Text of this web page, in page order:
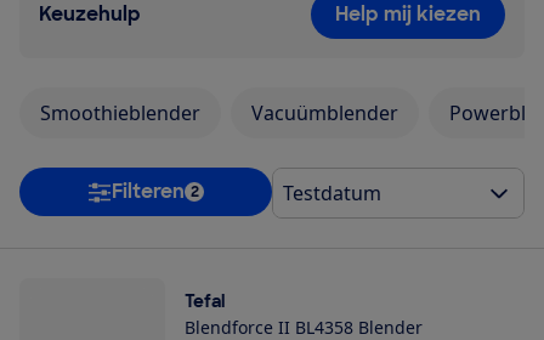
Keuzehulp Help mij kiezen
Smoothieblender Vacuümblender
Filteren 2
Tefal
Blendforce II BL4358 Blender